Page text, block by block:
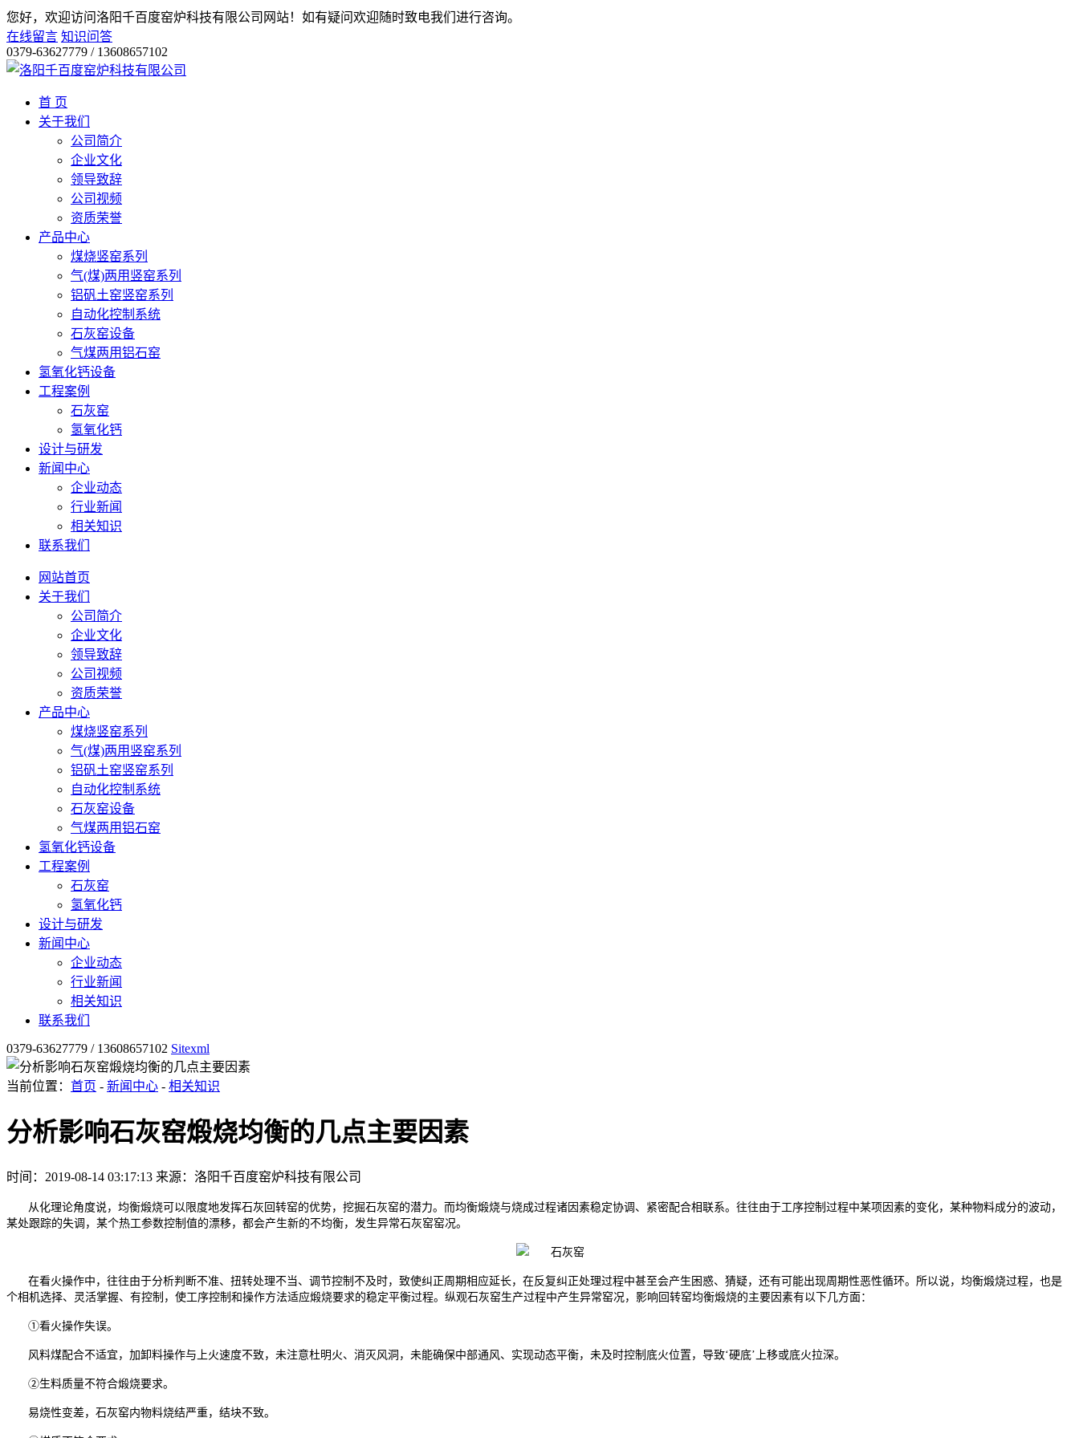
您好，欢迎访问洛阳千百度窑炉科技有限公司网站！ 如有疑问欢迎随时致电我们进行咨询。
在线留言 知识问答
0379-63627779 / 13608657102
首 页
关于我们
公司简介
企业文化
领导致辞
公司视频
资质荣誉
产品中心
煤烧竖窑系列
气(煤)两用竖窑系列
铝矾土窑竖窑系列
自动化控制系统
石灰窑设备
气煤两用铝石窑
氢氧化钙设备
工程案例
石灰窑
氢氧化钙
设计与研发
新闻中心
企业动态
行业新闻
相关知识
联系我们
网站首页
关于我们
公司简介
企业文化
领导致辞
公司视频
资质荣誉
产品中心
煤烧竖窑系列
气(煤)两用竖窑系列
铝矾土窑竖窑系列
自动化控制系统
石灰窑设备
气煤两用铝石窑
氢氧化钙设备
工程案例
石灰窑
氢氧化钙
设计与研发
新闻中心
企业动态
行业新闻
相关知识
联系我们
0379-63627779 / 13608657102 Sitexml
当前位置： 首页 - 新闻中心 - 相关知识
分析影响石灰窑煅烧均衡的几点主要因素
时间：2019-08-14 03:17:13 来源：洛阳千百度窑炉科技有限公司
从化理论角度说，均衡煅烧可以限度地发挥石灰回转窑的优势，挖掘石灰窑的潜力。而均衡煅烧与烧成过程诸因素稳定协调、紧密配合相联系。往往由于工序控制过程中某项因素的变化，某种物料成分的波动，
某处跟踪的失调，某个热工参数控制值的漂移，都会产生新的不均衡，发生异常石灰窑窑况。
在看火操作中，往往由于分析判断不准、扭转处理不当、调节控制不及时，致使纠正周期相应延长，在反复纠正处理过程中甚至会产生困惑、猜疑，还有可能出现周期性恶性循环。所以说，均衡煅烧过程，也是
个相机选择、灵活掌握、有控制，使工序控制和操作方法适应煅烧要求的稳定平衡过程。纵观石灰窑生产过程中产生异常窑况，影响回转窑均衡煅烧的主要因素有以下几方面：
①看火操作失误。
风料煤配合不适宜，加卸料操作与上火速度不致，未注意杜明火、消灭风洞，未能确保中部通风、实现动态平衡，未及时控制底火位置，导致‘硬底’上移或底火拉深。
②生料质量不符合煅烧要求。
易烧性变差，石灰窑内物料烧结严重，结块不致。